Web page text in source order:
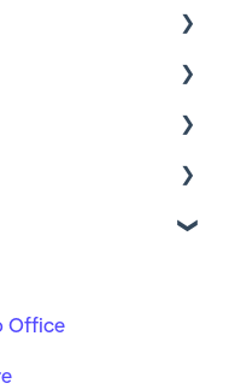
og skattetrekk
Office